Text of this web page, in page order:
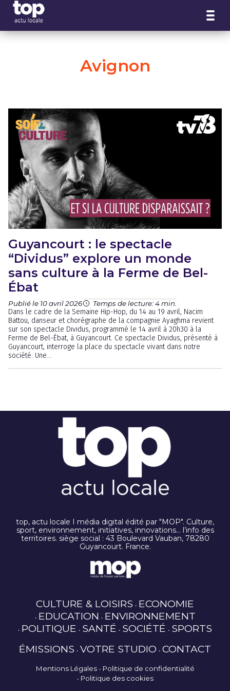
Avignon
Guyancourt : le spectacle
“Dividus” explore un monde
sans culture à la Ferme de Bel-
Ébat
Publié le 10 avril 2026 Temps de lecture: 4 min.
Dans le cadre de la Semaine Hip-Hop, du 14 au 19 avril, Nacim
Battou, danseur et chorégraphe de la compagnie Ayaghma revient
sur son spectacle Dividus, programmé le 14 avril à 20h30 à la
Ferme de Bel-Ébat, à Guyancourt. Ce spectacle Dividus, présenté à
Guyancourt, interroge la place du spectacle vivant dans notre
société. Une...
top, actu locale I média digital édité par "MOP". Culture,
sport, environnement, initiatives, innovations… l’info des
territoires. siège social : 43 Boulevard Vauban, 78280
Guyancourt. France.
CULTURE & LOISIRS ECONOMIE
EDUCATION ENVIRONNEMENT
POLITIQUE SANTÉ SOCIÉTÉ SPORTS
ÉMISSIONS VOTRE STUDIO CONTACT
Mentions Légales
Politique de confidentialité
Politique des cookies
Panneau de gestion des cookies